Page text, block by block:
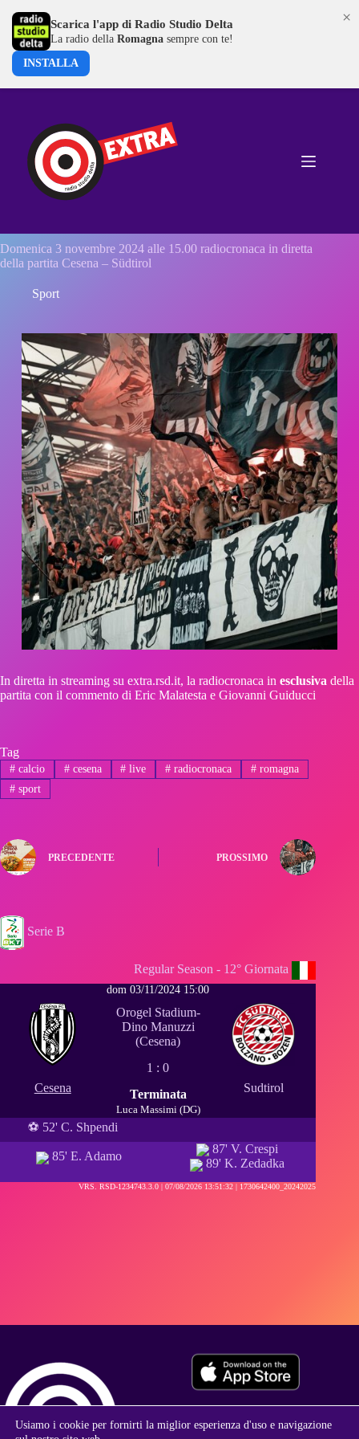
Domenica 3 novembre 2024 alle 15.00 radiocronaca in diretta
della partita Cesena – Südtirol
Sport
In diretta in streaming su extra.rsd.it, la radiocronaca in esclusiva della
partita con il commento di Eric Malatesta e Giovanni Guiducci
Tag
#calcio #cesena # live # radiocronaca # romagna
#sport
PRECEDENTE PROSSIMO
Serie B
Regular Season - 12° Giornata
Cesena
dom 03/11/2024 15:00
Orogel Stadium-
Dino Manuzzi
(Cesena)
1 : 0
Terminata
Luca Massimi (DG)
Sudtirol
⚽ 52' C. Shpendi
85' E. Adamo
87' V. Crespi
89' K. Zedadka
VRS. RSD-1234743.3.0 |07/08/2026 13:51:32 | 1730642400_20242025
Usiamo i cookie per fornirti la miglior esperienza d'uso e navigazione
×
Scarica l'app di Radio Studio Delta
La radio della Romagna sempre con te!
INSTALLA